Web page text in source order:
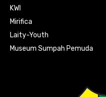
KWI
Mirifica
Laity-Youth
Museum Sumpah Pemuda